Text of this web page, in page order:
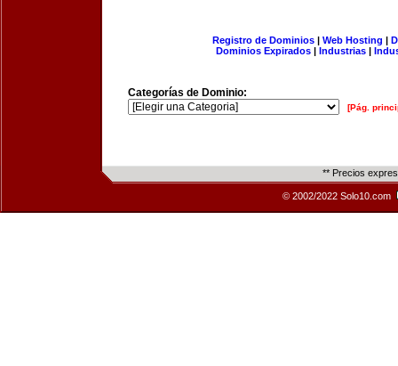
Registro de Dominios| Web Hosting |
Dominios Expirados | Industrias |
Categorías de Dominio:
[Pág.
** Precios
© 2002/2022 Solo10.com